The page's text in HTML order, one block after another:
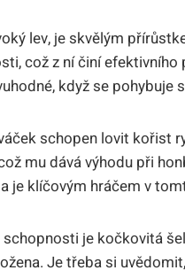
lev, je skvělým
což z ní činí
když se pohybuje
schopen lovit kořist
mu dává výhodu při
je klíčovým hráčem v
je kočkovitá
Je třeba si